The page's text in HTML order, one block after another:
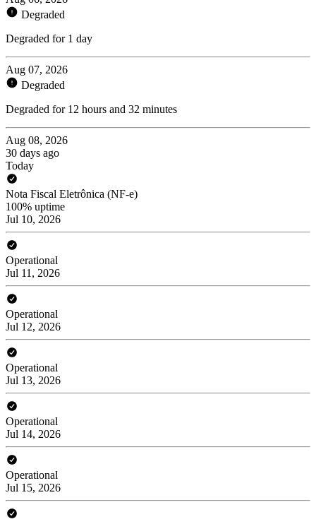
Degraded
Degraded for 1 day
Aug 07, 2026
Degraded
Degraded for 12 hours and 32 minutes
Aug 08, 2026
30 days ago
Today
Nota Fiscal Eletrônica (NF-e)
100% uptime
Jul 10, 2026
Operational
Jul 11, 2026
Operational
Jul 12, 2026
Operational
Jul 13, 2026
Operational
Jul 14, 2026
Operational
Jul 15, 2026